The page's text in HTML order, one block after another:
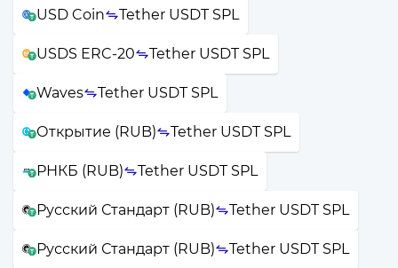
USD Coin Tether USDT SPL
USDS ERC-20 Tether USDT SPL
Waves Tether USDT SPL
Открытие (RUB) Tether USDT SPL
РНКБ (RUB) Tether USDT SPL
Русский Стандарт (RUB) Tether USDT SPL
Русский Стандарт (RUB) Tether USDT SPL